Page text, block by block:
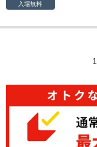
入場無料